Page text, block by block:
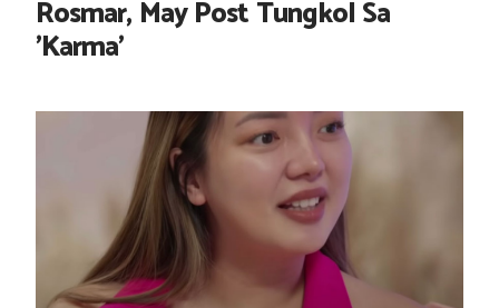
Rosmar, May Post Tungkol Sa
'Karma'